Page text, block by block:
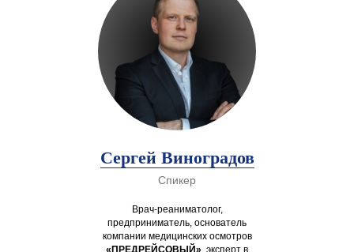
Сергей Виноградов
Спикер
Врач-реаниматолог,
предприниматель, основатель
компании медицинских осмотров
«ПРЕДРЕЙСОВЫЙ» , эксперт в